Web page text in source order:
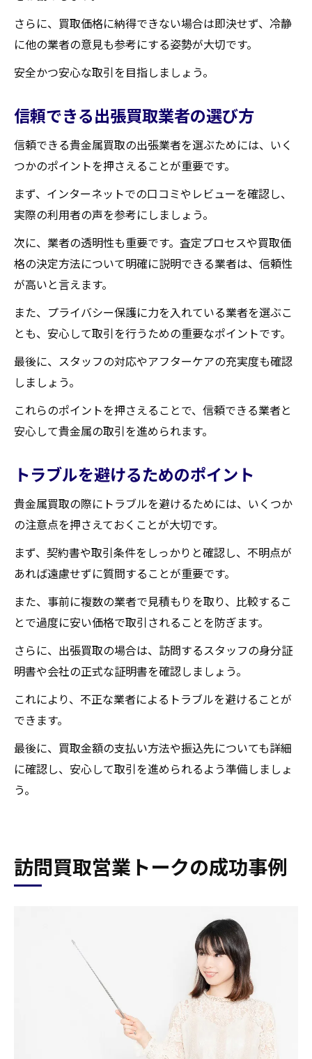
さらに、買取価格に納得できない場合は即決せず、冷静
に他の業者の意見も参考にする姿勢が大切です。
安全かつ安心な取引を目指しましょう。
信頼できる出張買取業者の選び方
信頼できる貴金属買取の出張業者を選ぶためには、いく
つかのポイントを押さえることが重要です。
まず、インターネットでの口コミやレビューを確認し、
実際の利用者の声を参考にしましょう。
次に、業者の透明性も重要です。査定プロセスや買取価
格の決定方法について明確に説明できる業者は、信頼性
が高いと言えます。
また、プライバシー保護に力を入れている業者を選ぶこ
とも、安心して取引を行うための重要なポイントです。
最後に、スタッフの対応やアフターケアの充実度も確認
しましょう。
これらのポイントを押さえることで、信頼できる業者と
安心して貴金属の取引を進められます。
トラブルを避けるためのポイント
貴金属買取の際にトラブルを避けるためには、いくつか
の注意点を押さえておくことが大切です。
まず、契約書や取引条件をしっかりと確認し、不明点が
あれば遠慮せずに質問することが重要です。
また、事前に複数の業者で見積もりを取り、比較するこ
とで過度に安い価格で取引されることを防ぎます。
さらに、出張買取の場合は、訪問するスタッフの身分証
明書や会社の正式な証明書を確認しましょう。
これにより、不正な業者によるトラブルを避けることが
できます。
最後に、買取金額の支払い方法や振込先についても詳細
に確認し、安心して取引を進められるよう準備しましょ
う。
訪問買取営業トークの成功事例